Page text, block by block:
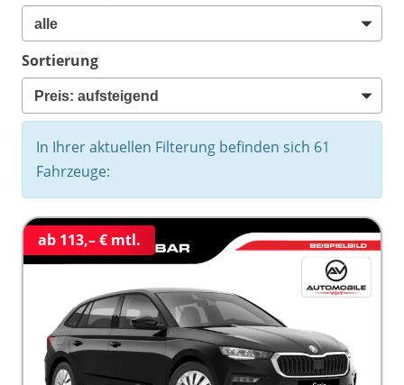
Sortierung
In Ihrer aktuellen Filterung befinden sich 61
Fahrzeuge:
ab 113,– € mtl.